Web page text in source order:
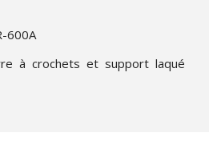
600A
à crochets et support laqué